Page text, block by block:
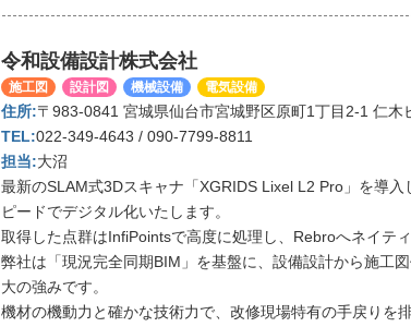
令和設備設計株式会社
施工図 設計図 機械設備 電気設備
〒983-0841 宮城県仙台市宮城野区原町1丁目2-1 仁木
022-349-4643 / 090-7799-8811
大沼
最新のSLAM式3Dスキャナ「XGRIDS Lixel L2 Pro」を導
ピードでデジタル化いたします。
取得した点群はInfiPointsで高度に処理し、Rebroへネイティ
弊社は「現況完全同期BIM」を基盤に、設備設計から施工
大の強みです。
機材の機動力と確かな技術力で、改修現場特有の手戻りを